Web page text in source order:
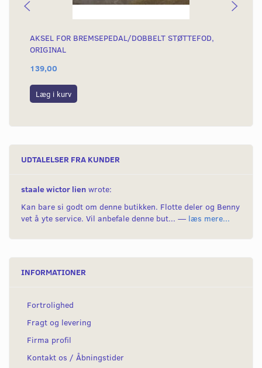
AKSEL FOR BREMSEPEDAL/DOBBELT STØTTEFOD,
ORIGINAL
139,00
Læg i kurv
UDTALELSER FRA KUNDER
staale wictor lien wrote:
Kan bare si godt om denne butikken. Flotte deler og Benny
vet å yte service. Vil anbefale denne but... — læs mere...
INFORMATIONER
Fortrolighed
Fragt og levering
Firma profil
Kontakt os / Åbningstider